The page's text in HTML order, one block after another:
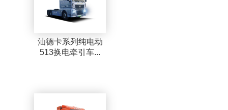
汕德卡系列纯电动
513换电牵引车...